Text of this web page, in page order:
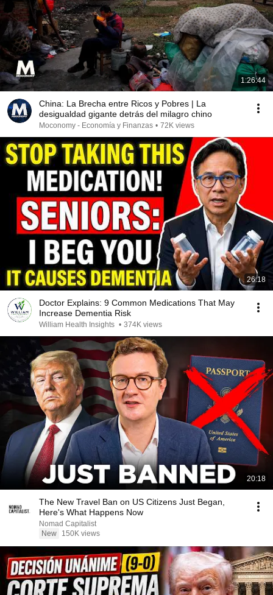
1:26:44
China: La Brecha entre Ricos y Pobres | La
desigualdad gigante detrás del milagro chino
Moconomy - Economía y Finanzas • 72K views
26:18
Doctor Explains: 9 Common Medications That May
Increase Dementia Risk
William Health Insights • 374K views
20:18
The New Travel Ban on US Citizens Just Began,
Here's What Happens Now
Nomad Capitalist
New
150K views